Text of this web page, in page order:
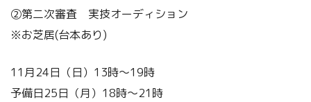
②第二次審査 実技オーディション
※お芝居(台本あり)
11月24日（日）13時〜19時
予備日25日（月）18時〜21時